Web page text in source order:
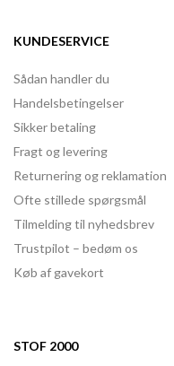
KUNDESERVICE
Sådan handler du
Handelsbetingelser
Sikker betaling
Fragt og levering
Returnering og reklamation
Ofte stillede spørgsmål
Tilmelding til nyhedsbrev
Trustpilot – bedøm os
Køb af gavekort
STOF 2000